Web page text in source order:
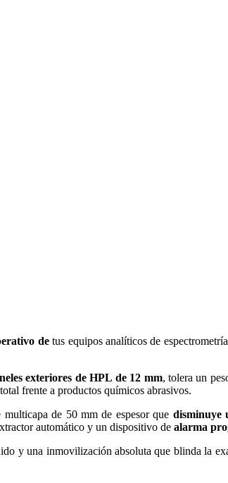
detus equipos analíticos de
exteriores de HPL de 12 mm, tolera un
frente a productos químicos abrasivos.
de 50 mm de espesor que disminuye
automático y un dispositivo de alarma
y una inmovilización absoluta que blinda la